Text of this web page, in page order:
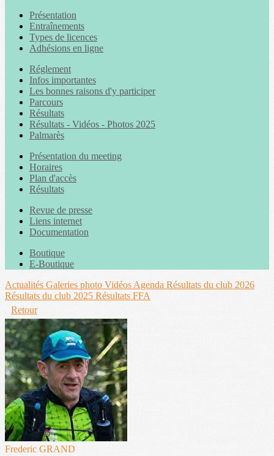
Présentation
Entraînements
Types de licences
Adhésions en ligne
Réglement
Infos importantes
Les bonnes raisons d'y participer
Parcours
Résultats
Résultats - Vidéos - Photos 2025
Palmarès
Présentation du meeting
Horaires
Plan d'accès
Résultats
Revue de presse
Liens internet
Documentation
Boutique
E-Boutique
Actualités Galeries photo Vidéos Agenda Résultats du club 2026
Résultats du club 2025 Résultats FFA
Retour
Frederic GRAND